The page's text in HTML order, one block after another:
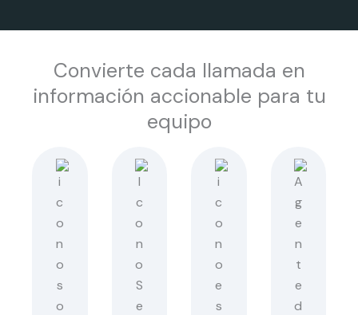
Convierte cada llamada en
información accionable para tu
equipo